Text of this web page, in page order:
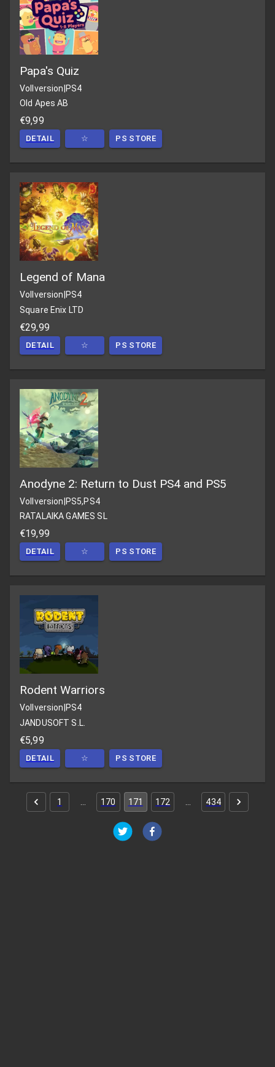
Papa's Quiz
Vollversion|PS4
Old Apes AB
€9,99
DETAIL ☆ PS STORE
Legend of Mana
Vollversion PS4
Square Enix LTD
€29,99
DETAIL ☆ PS STORE
Anodyne 2: Return to Dust PS4 and PS5
Vollversion|PS5,PS4
RATALAIKA GAMES SL
€19,99
DETAIL ☆ PS STORE
Rodent Warriors
Vollversion PS4
JANDUSOFT S.L.
€5,99
DETAIL ☆ PS STORE
1 170 171 172 434